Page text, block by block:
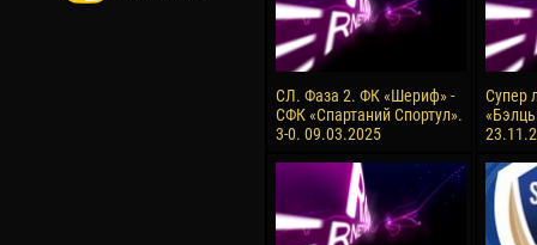
СЛ. Фаза 2. ФК «Шериф» -
СФК «Спартаний Спортул».
3-0. 09.03.2025
Супер